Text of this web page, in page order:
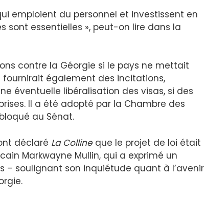
emploient du personnel et investissent en
sont essentielles », peut-on lire dans la
contre la Géorgie si le pays ne mettait
également des incitations,
éventuelle libéralisation des visas, si des
Il a été adopté par la Chambre des
au Sénat.
déclaré La Collineque le projet de loi était
Markwayne Mullin, qui a exprimé un
– soulignant son inquiétude quant à l’avenir